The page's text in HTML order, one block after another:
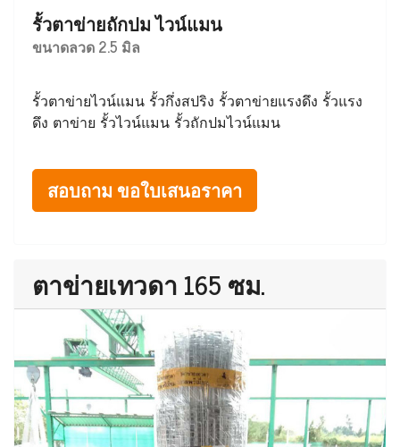
รั้วตาข่ายถักปม ไวน์แมน
ขนาดลวด 2.5 มิล
รั้วตาข่ายไวน์แมน รั้วกึ่งสปริง รั้วตาข่ายแรงดึง รั้วแรง
ดึง ตาข่าย รั้วไวน์แมน รั้วถักปมไวน์แมน
สอบถาม ขอใบเสนอราคา
ตาข่ายเทวดา 165 ซม.